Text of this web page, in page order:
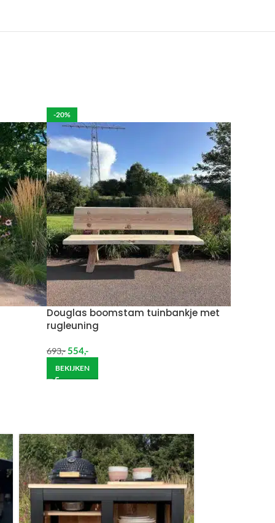
voor de eventuele schade aan het product.
week in rekening brengen.
brengen. De kosten hiervan zijn €59 daar
je het meubel gemonteerd hebben op een
-20%
Douglas boomstam tuinbankje met
rugleuning
693,-554,-
BEKIJKEN